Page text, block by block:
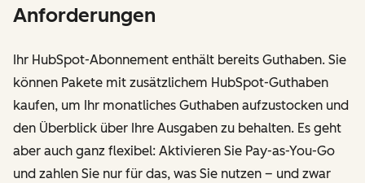
Anforderungen
Ihr HubSpot-Abonnement enthält bereits Guthaben. Sie
können Pakete mit zusätzlichem HubSpot-Guthaben
kaufen, um Ihr monatliches Guthaben aufzustocken und
den Überblick über Ihre Ausgaben zu behalten. Es geht
aber auch ganz flexibel: Aktivieren Sie Pay-as-You-Go
und zahlen Sie nur für das, was Sie nutzen – und zwar